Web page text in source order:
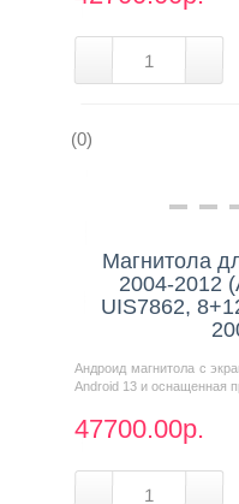
(0)
Магнитола
2004-2012
UIS7862,
Андроид магнитола с
Android 13 и оснащенная
47700.00р.